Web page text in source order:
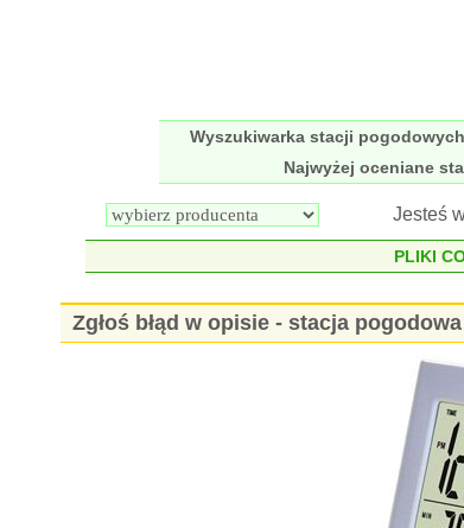
Wyszukiwarka stacji pogodowych
Najwyżej oceniane
Jesteś
PLIKI
Zgłoś błąd w opisie - stacja